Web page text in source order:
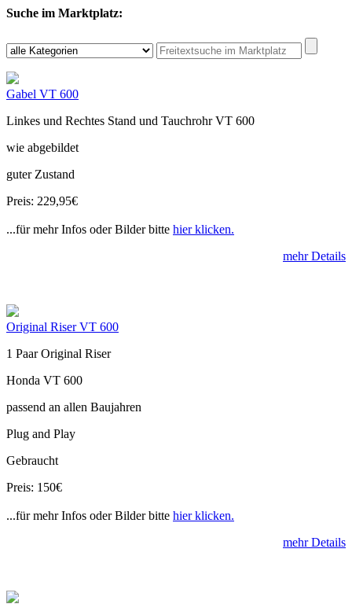
Suche im Marktplatz:
Gabel VT 600
Linkes und Rechtes Stand und Tauchrohr VT 600
wie abgebildet
guter Zustand
Preis: 229,95€
...für mehr Infos oder Bilder bitte hier klicken.
mehr Details
Original Riser VT 600
1 Paar Original Riser
Honda VT 600
passend an allen Baujahren
Plug and Play
Gebraucht
Preis: 150€
...für mehr Infos oder Bilder bitte hier klicken.
mehr Details